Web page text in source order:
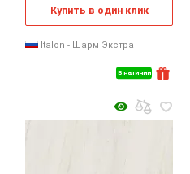
В наличии
Купить в один клик
Italon - Шарм Экстра